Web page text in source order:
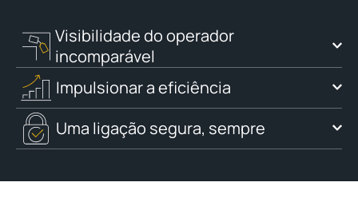
Visibilidade do operador
incomparável
Impulsionar a eficiência
Uma ligação segura, sempre